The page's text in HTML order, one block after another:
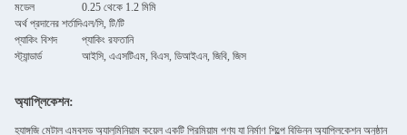
মডেল
0.25 থেকে 1.2 মিমি
অর্থ প্রদানের শর্তাদিএল/সি, টি/টি
প্যাকিং বিশদ
প্যাকিং রফতানি
স্ট্যান্ডার্ড
আইসি, এএসটিএম, বিএস, ডিআইএন, জিবি, জিস
অ্যাপ্লিকেশন:
হ্যাঙ্গজি মেটাল এমবসড অ্যালুমিনিয়াম কয়েল একটি প্রিমিয়াম পণ্য যা নির্মাণ শিল্পে বিভিন্ন অ্যাপ্লিকেশন অনুষ্ঠান